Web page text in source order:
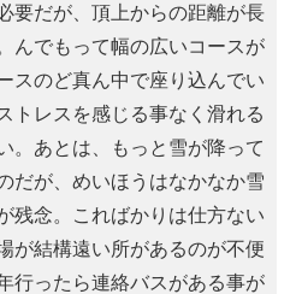
要だが、頂上からの距離が長
んでもって幅の広いコースが
スのど真ん中で座り込んでい
トレスを感じる事なく滑れる
。あとは、もっと雪が降って
だが、めいほうはなかなか雪
残念。こればかりは仕方ない
が結構遠い所があるのが不便
行ったら連絡バスがある事が